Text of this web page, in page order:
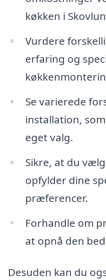
køkken i
Vurdere
erfaring og
Se varierede
installation,
eget valg.
Sikre, at du
opfylder dine
præferencer.
Forhandle om
at opnå den
Desuden kan du